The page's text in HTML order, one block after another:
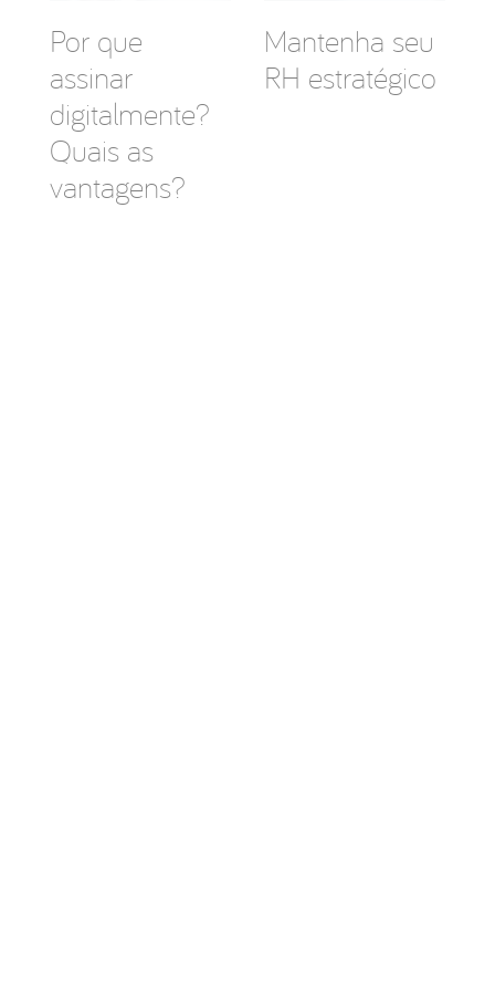
Por que
assinar
digitalmente?
Quais as
vantagens?
Mantenha seu
RH estratégico